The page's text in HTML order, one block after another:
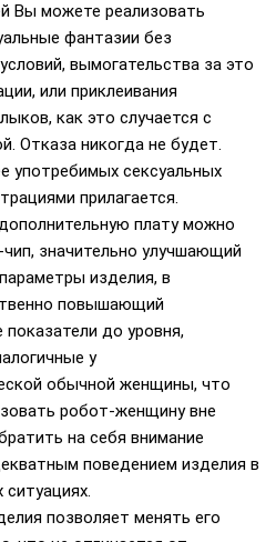
Вы можете реализовать
фантазии без
вымогательства за это
или приклеивания
как это случается с
Отказа никогда не будет.
употребимых сексуальных
прилагается.
плату можно
значительно улучшающий
изделия, в
повышающий
показатели до уровня,
у
обычной женщины, что
робот-женщину вне
на себя внимание
поведением изделия в
ситуациях.
позволяет менять его